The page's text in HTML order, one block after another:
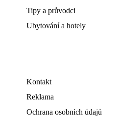
Tipy a průvodci
Ubytování a hotely
Kontakt
Reklama
Ochrana osobních údajů